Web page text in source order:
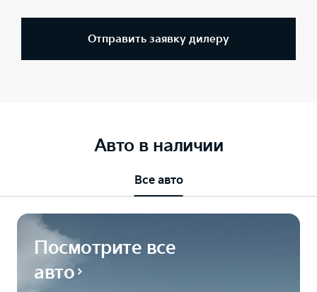
Отправить заявку дилеру
Авто в наличии
Все авто
Посмотрите все
авто